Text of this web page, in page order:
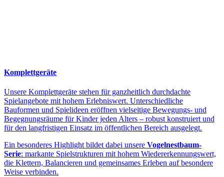
Komplettgeräte
Unsere Komplettgeräte stehen für ganzheitlich durchdachte
Spielangebote mit hohem Erlebniswert. Unterschiedliche
Bauformen und Spielideen eröffnen vielseitige Bewegungs- und
Begegnungsräume für Kinder jeden Alters – robust konstruiert und
für den langfristigen Einsatz im öffentlichen Bereich ausgelegt.
Ein besonderes Highlight bildet dabei unsere Vogelnestbaum-
Serie: markante Spielstrukturen mit hohem Wiedererkennungswert,
die Klettern, Balancieren und gemeinsames Erleben auf besondere
Weise verbinden.